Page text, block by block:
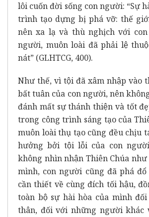
lôi cuốn đời sống con người: “Sự
trình tạo dựng bị phá vỡ: thế
nên xa lạ và thù nghịch với
người, muôn loài đã phải lệ
nát” (GLHTCG, 400).
Như thế, vì tội đã xâm nhập vào
bất tuân của con người, nên
đánh mất sự thánh thiện và tốt
trong công trình sáng tạo của
muôn loài thụ tạo cũng đều chịu
hưởng bởi tội lỗi của con
không nhìn nhận Thiên Chúa như
mình, con người cũng đã phá
cần thiết về cùng đích tối hậu,
toàn bộ sự hài hòa của mình
thân, đối với những người khác